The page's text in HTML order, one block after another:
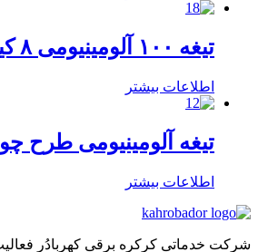
تیغه ۱۰۰ آلومینیومی ۸ کیلویی
اطلاعات بیشتر
تیغه آلومینیومی طرح
اطلاعات بیشتر